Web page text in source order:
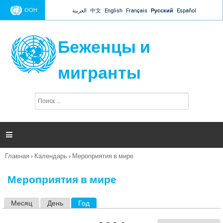
Jump to navigation
ООН العربية 中文 English Français Русский Español
Беженцы и
мигранты
п
и

Вы
Главная › Календарь › Мероприятия в мире
Мероприятия в мире
Месяц День Год